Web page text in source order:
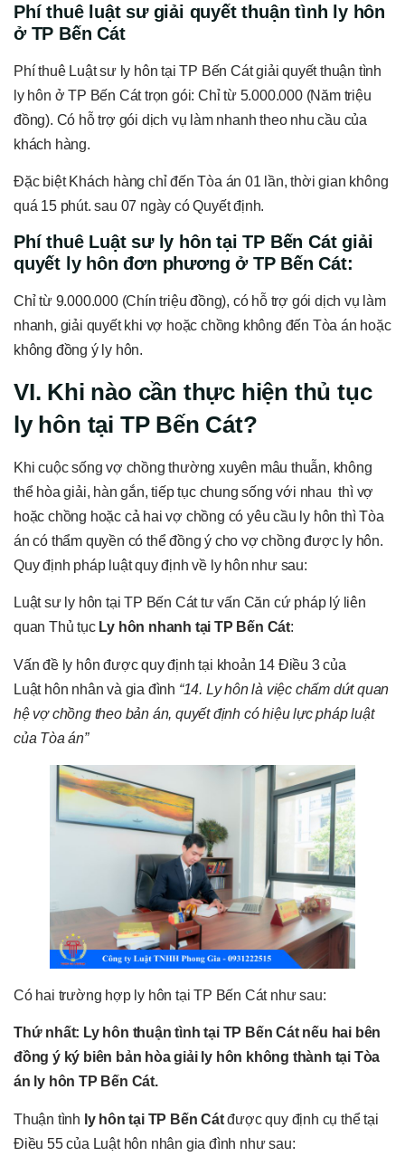
Phí thuê luật sư giải quyết thuận tình ly hôn
ở TP Bến Cát
Phí thuê Luật sư ly hôn tại TP Bến Cát giải quyết thuận tình
ly hôn ở TP Bến Cát trọn gói: Chỉ từ 5.000.000 (Năm triệu
đồng). Có hỗ trợ gói dịch vụ làm nhanh theo nhu cầu của
khách hàng.
Đặc biệt Khách hàng chỉ đến Tòa án 01 lần, thời gian không
quá 15 phút. sau 07 ngày có Quyết định.
Phí thuê Luậtsư ly hôn tại TP Bến Cát giải
quyết ly hôn đơn phương ở TP Bến Cát:
Chỉ từ 9.000.000 (Chín triệu đồng), có hỗ trợ gói dịch vụ làm
nhanh, giải quyết khi vợ hoặc chồng không đến Tòa án hoặc
không đồng ý ly hôn.
VI. Khi nào cần thực hiện thủ tục
ly hôn tại TP Bến Cát?
Khi cuộc sống vợ chồng thường xuyên mâu thuẫn, không
thể hòa giải, hàn gắn, tiếp tục chung sống với nhau thì vợ
hoặc chồng hoặc cả hai vợ chồng có yêu cầu ly hôn thì Tòa
án có thẩm quyền có thể đồng ý cho vợ chồng được ly hôn.
Quy định pháp luật quy định về ly hôn như sau:
Luật sư ly hôn tại TP Bến Cát tư vấn Căn cứ pháp lý liên
quan Thủ tục Ly hôn nhanh tại TP Bến Cát:
Vấn đề ly hôn được quy định tại khoản 14 Điều 3 của
Luật hôn nhân và gia đình “14. Ly hôn là việc chấm dứt quan
hệ vợ chồng theo bản án, quyết định có hiệu lực pháp luật
của Tòa án”
Có hai trường hợp ly hôn tại TP Bến Cát như sau:
Thứ nhất: Ly hôn thuận tình tại TP Bến Cát nếu hai bên
đồng ý ký biên bản hòa giải ly hôn không thành tại Tòa
án ly hôn TP Bến Cát.
Thuận tình ly hôn tại TP Bến Cátđược quy định cụ thể tại
Điều 55 của Luật hôn nhân gia đình như sau: